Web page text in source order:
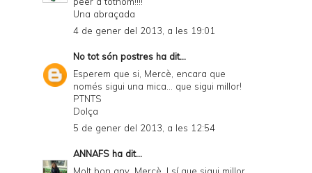
Una abraçada
4 de gener del 2013, a les 19:01
No tot són postres ha dit...
Esperem que si, Mercè, encara que
només sigui una mica... que sigui millor!
PTNTS
Dolça
5 de gener del 2013, a les 12:54
ANNAFS ha dit...
Molt bon any, Mercè. I sí que sigui millor,